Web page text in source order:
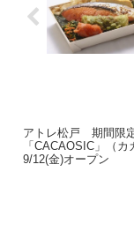
アトレ松戸 期間限
「CACAOSIC」（カ
9/12(金)オープン